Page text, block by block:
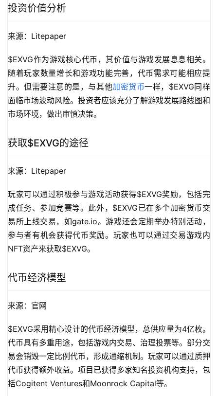
投资价值分析
来源：Litepaper
$EXVG作为游戏核心代币，其价值与游戏发展息息相关。
随着玩家数量增长和游戏功能完善，代币需求可能相应提
升。但需要注意的是，与其他加密货币一样，$EXVG同样
面临市场波动风险。投资者应该充分了解游戏发展路线图和
市场环境，做出审慎决策。
获取$EXVG的途径
来源：Litepaper
玩家可以通过积极参与游戏活动获得$EXVG奖励，包括完
成任务、参加竞赛等。此外，$EXVG已在多个加密货币交
易所上线交易，如gate.io。游戏还会定期举办特别活动，
参与者有机会获得代币奖励。玩家也可以通过交易游戏内
NFT资产来获取$EXVG。
代币经济模型
来源：官网
$EXVG采用精心设计的代币经济模型，总供应量为4亿枚。
代币具有多重用途，包括游戏内交易、治理投票等。部分交
易会销毁一定比例代币，形成通缩机制。玩家可以通过质押
代币获得额外收益。项目已获得多家知名投资机构支持，包
括Cogitent Ventures和Moonrock Capital等。